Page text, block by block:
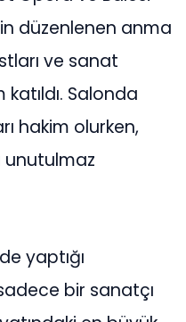
düzenlenen anma
ve sanat
Salonda
hakim olurken,
unutulmaz
yaptığı
bir sanatçı